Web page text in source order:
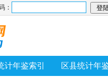
：
计年鉴索引 区县统计年